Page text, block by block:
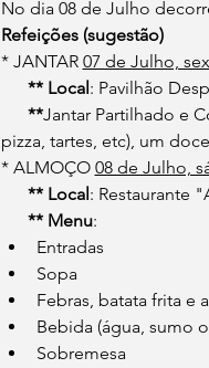
No dia 08 de Julho
Refeições (sugestão)
* JANTAR 07 de Julho,
** Local: Pavilhão
**Jantar Partilhado e
pizza, tartes, etc), um
* ALMOÇO 08 de Julho,
** Local: Restaurante
** Menu:
Entradas
Sopa
Febras, batata frita e
Bebida (água, sumo
Sobremesa